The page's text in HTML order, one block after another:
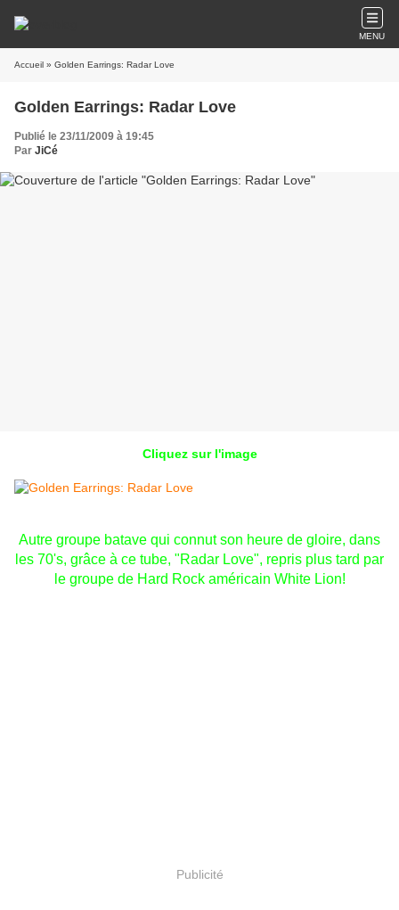
MENU
Accueil » Golden Earrings: Radar Love
Golden Earrings: Radar Love
Publié le 23/11/2009 à 19:45
Par JiCé
Cliquez sur l'image
Autre groupe batave qui connut son heure de gloire, dans
les 70's, grâce à ce tube, "Radar Love", repris plus tard par
le groupe de Hard Rock américain White Lion!
Publicité